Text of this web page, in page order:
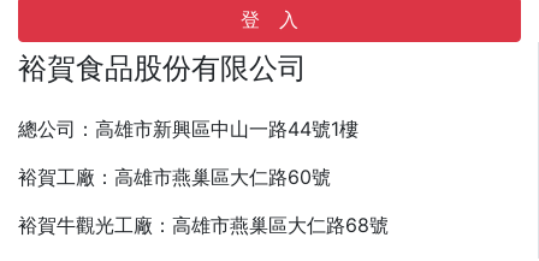
登 入
裕賀食品股份有限公司
總公司：高雄市新興區中山一路44號1樓
裕賀工廠：高雄市燕巢區大仁路60號
裕賀牛觀光工廠：高雄市燕巢區大仁路68號